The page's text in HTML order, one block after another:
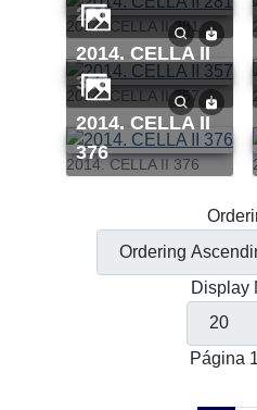
2014. CELLA II 281
281
2014. CELLA II 357
2014. CELLA II
357
2014. CELLA II 376
2014. CELLA II
376
Display
Página